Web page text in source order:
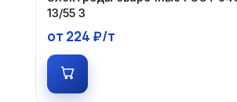
13/55 3
от 224 ₽/т